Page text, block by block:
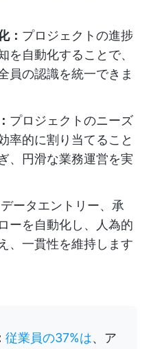
： プロジェクトの進捗
を自動化することで、
員の認識を統一できま
プロジェクトのニーズ
率的に割り当てること
、円滑な業務運営を実
データエントリー、承
ーを自動化し、人為的
、一貫性を維持します
従業員の37%は、ア